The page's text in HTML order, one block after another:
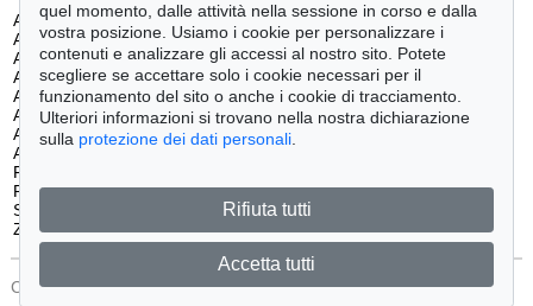
Arte cinetica(1)
Arte concettuale/ minimalismo (3)
Arte concreta(3)
Arte figurativa dal 1940 al 1960 (5)
Arte figurativa dal 1970 a oggi(29)
Arte informale(9)
Astrazione dopo il 45(38)
Astrazione prima del 45
Fotografia
Pop Art(10)
SPUR
ZERO(9)
CONTATTI Protezione Dei Dati
quel momento, dalle attività nella sessione in corso e dalla
vostra posizione. Usiamo i cookie per personalizzare i
contenuti e analizzare gli accessi al nostro sito. Potete
scegliere se accettare solo i cookie necessari per il
funzionamento del sito o anche i cookie di tracciamento.
Ulteriori informazioni si trovano nella nostra dichiarazione
sulla protezione dei dati personali
Rifiuta tutti
Accetta tutti